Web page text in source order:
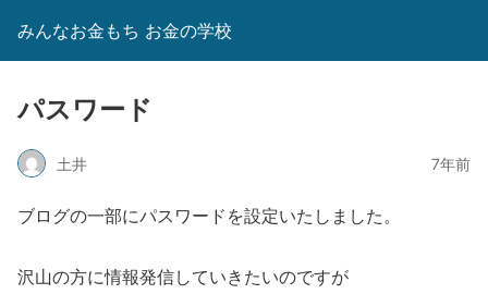
みんなお金もち お金の学校
パスワード
土井 7年前
ブログの一部にパスワードを設定いたしました。
沢山の方に情報発信していきたいのですが